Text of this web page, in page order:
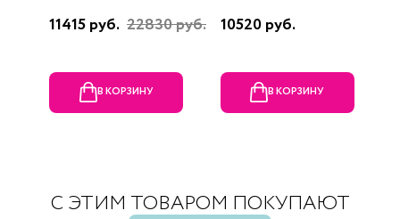
11415 руб. 22830 руб.
В КОРЗИНУ
10520 руб.
В КОРЗИНУ
С ЭТИМ ТОВАРОМ ПОКУПАЮТ